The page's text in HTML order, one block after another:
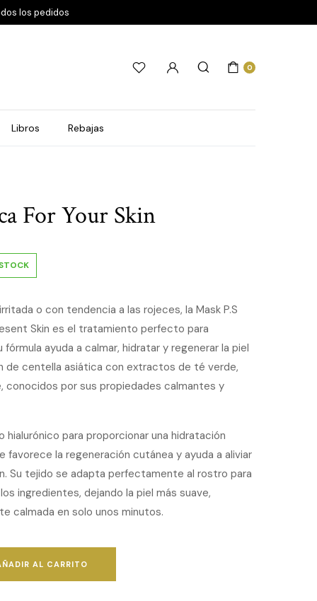
los pedidos
0
Libros Rebajas
For Your Skin
o con tendencia a las rojeces, la Mask P.S
Skin es el tratamiento perfecto para
ayuda a calmar, hidratar y regenerar la piel
de centella asiática con extractos de té verde,
conocidos por sus propiedades calmantes y
hialurónico para proporcionar una hidratación
favorece la regeneración cutánea y ayuda a aliviar
Su tejido se adapta perfectamente al rostro para
ingredientes, dejando la piel más suave,
calmada en solo unos minutos.
AL CARRITO